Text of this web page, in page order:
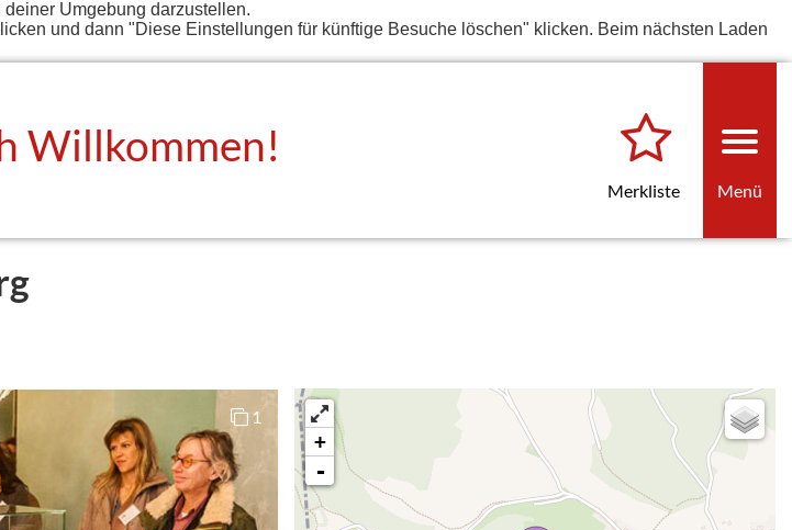
Umgebung darzustellen.
und dann "Diese Einstellungen für künftige Besuche löschen" klicken. Beim nächsten Laden
Willkommen!
Merkliste Menü
1
+
-